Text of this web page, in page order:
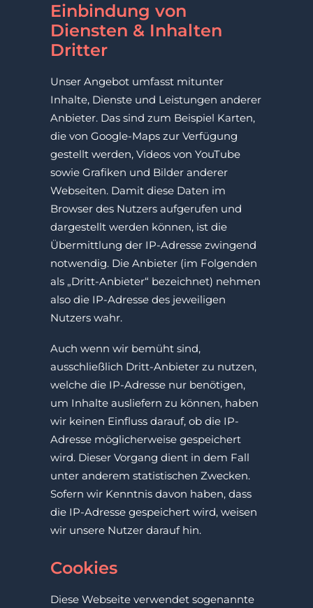
Einbindung von
Diensten & Inhalten
Dritter
Unser Angebot umfasst mitunter
Inhalte, Dienste und Leistungen anderer
Anbieter. Das sind zum Beispiel Karten,
die von Google-Maps zur Verfügung
gestellt werden, Videos von YouTube
sowie Grafiken und Bilder anderer
Webseiten. Damit diese Daten im
Browser des Nutzers aufgerufen und
dargestellt werden können, ist die
Übermittlung der IP-Adresse zwingend
notwendig. Die Anbieter (im Folgenden
als „Dritt-Anbieter“ bezeichnet) nehmen
also die IP-Adresse des jeweiligen
Nutzers wahr.
Auch wenn wir bemüht sind,
ausschließlich Dritt-Anbieter zu nutzen,
welche die IP-Adresse nur benötigen,
um Inhalte ausliefern zu können, haben
wir keinen Einfluss darauf, ob die IP-
Adresse möglicherweise gespeichert
wird. Dieser Vorgang dient in dem Fall
unter anderem statistischen Zwecken.
Sofern wir Kenntnis davon haben, dass
die IP-Adresse gespeichert wird, weisen
wir unsere Nutzer darauf hin.
Cookies
Diese Webseite verwendet sogenannte